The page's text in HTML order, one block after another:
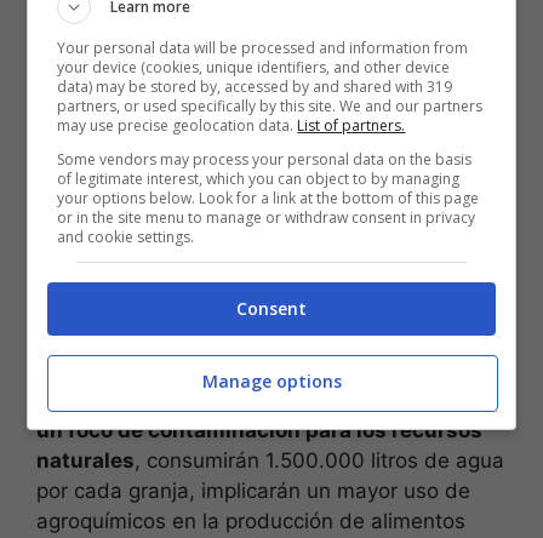
económico actual hacia un sistema
agroecológico, también buscan ponerle fin a los
desmontes, las quemas de bosques
intencionales y el avance de las fumigaciones
con agroquímicos.
Crueldad animal a gran
escala con impacto
Especialistas y representantes ambientalistas
un foco de contaminación para los recursos
naturales, consumirán 1.500.000 litros de agua
por cada granja, implicarán un mayor uso de
agroquímicos en la producción de alimentos
Learn more
Your personal data will be processed and information from
your device (cookies, unique identifiers, and other device
data) may be stored by, accessed by and shared with 319
partners, or used specifically by this site. We and our partners
may use precise geolocation data. List of partners.
Some vendors may process your personal data on the basis
of legitimate interest, which you can object to by managing
your options below. Look for a link at the bottom of this page
or in the site menu to manage or withdraw consent in privacy
and cookie settings.
Consent
Manage options